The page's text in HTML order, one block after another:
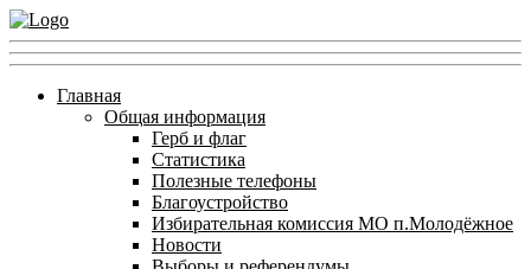
Главная
Общая информация
Герб и флаг
Статистика
Полезные телефоны
Благоустройство
Избирательная комиссия МО п.Молодёжное
Новости